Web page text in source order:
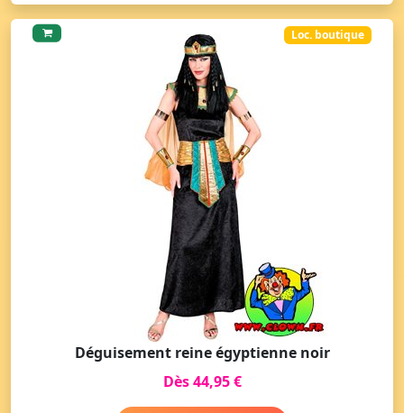
Loc. boutique
Déguisement reine égyptienne noir
Dès 44,95 €